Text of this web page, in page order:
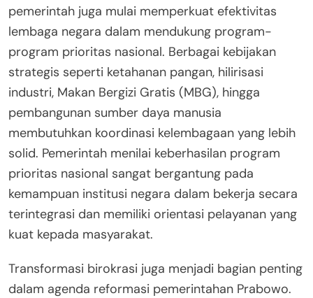
pemerintah juga mulai memperkuat efektivitas
lembaga negara dalam mendukung program-
program prioritas nasional. Berbagai kebijakan
strategis seperti ketahanan pangan, hilirisasi
industri, Makan Bergizi Gratis (MBG), hingga
pembangunan sumber daya manusia
membutuhkan koordinasi kelembagaan yang lebih
solid. Pemerintah menilai keberhasilan program
prioritas nasional sangat bergantung pada
kemampuan institusi negara dalam bekerja secara
terintegrasi dan memiliki orientasi pelayanan yang
kuat kepada masyarakat.
Transformasi birokrasi juga menjadi bagian penting
dalam agenda reformasi pemerintahan Prabowo.